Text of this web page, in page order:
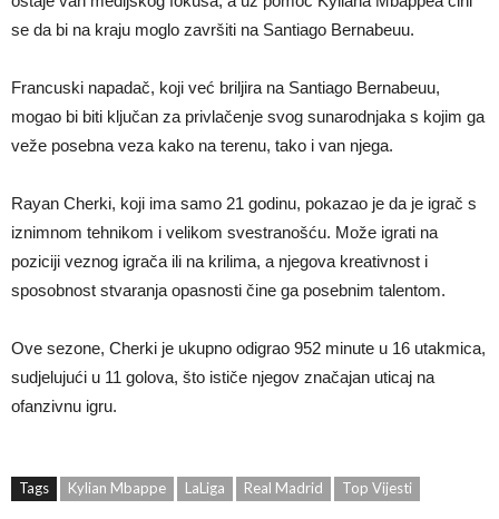
niko do sada, bolje je da ne dolazi u Madrid!
Pobijedio Đokovića nakon 0:2 na Rolan Garosu, sada je dao
se da bi na kraju moglo završiti na Santiago Bernabeuu.
Francuski napadač, koji već briljira na Santiago Bernabeuu,
mogao bi biti ključan za privlačenje svog sunarodnjaka s kojim ga
veže posebna veza kako na terenu, tako i van njega.
Rayan Cherki, koji ima samo 21 godinu, pokazao je da je igrač s
iznimnom tehnikom i velikom svestranošću. Može igrati na
poziciji veznog igrača ili na krilima, a njegova kreativnost i
sposobnost stvaranja opasnosti čine ga posebnim talentom.
Ove sezone, Cherki je ukupno odigrao 952 minute u 16 utakmica,
sudjelujući u 11 golova, što ističe njegov značajan uticaj na
ofanzivnu igru.
Tags Kylian Mbappe LaLiga Real Madrid Top Vijesti